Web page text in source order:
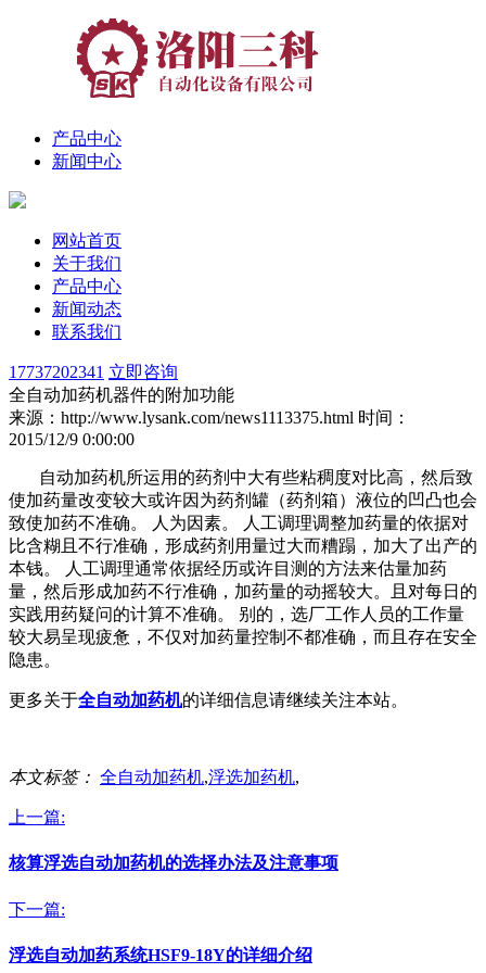
产品中心
新闻中心
网站首页
关于我们
产品中心
新闻动态
联系我们
17737202341 立即咨询
全自动加药机器件的附加功能
来源：http://www.lysank.com/news1113375.html 时间：
2015/12/9 0:00:00
自动加药机所运用的药剂中大有些粘稠度对比高，然后致
使加药量改变较大或许因为药剂罐（药剂箱）液位的凹凸也会
致使加药不准确。 人为因素。 人工调理调整加药量的依据对
比含糊且不行准确，形成药剂用量过大而糟蹋，加大了出产的
本钱。 人工调理通常依据经历或许目测的方法来估量加药
量，然后形成加药不行准确，加药量的动摇较大。且对每日的
实践用药疑问的计算不准确。 别的，选厂工作人员的工作量
较大易呈现疲惫，不仅对加药量控制不都准确，而且存在安全
隐患。
更多关于全自动加药机的详细信息请继续关注本站。
本文标签： 全自动加药机,浮选加药机,
上一篇:
核算浮选自动加药机的选择办法及注意事项
下一篇:
浮选自动加药系统HSF9-18Y的详细介绍